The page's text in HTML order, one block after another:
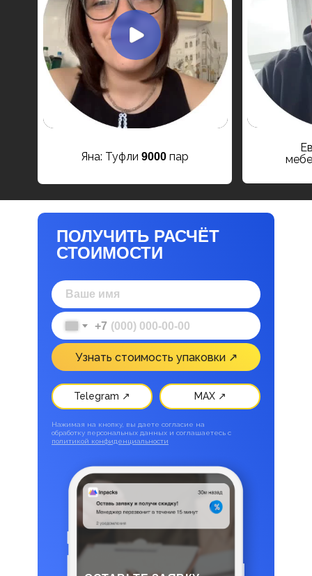
Яна: Туфли 9000пар
+7
Узнать стоимость упаковки ↗
Нажимая на кнопку, вы даете согласие на
обработку персональных данных и соглашаетесь c
политикой конфиденциальности
ПОЛУЧИТЬ РАСЧЁТ
СТОИМОСТИ
MAX ↗
Telegram ↗